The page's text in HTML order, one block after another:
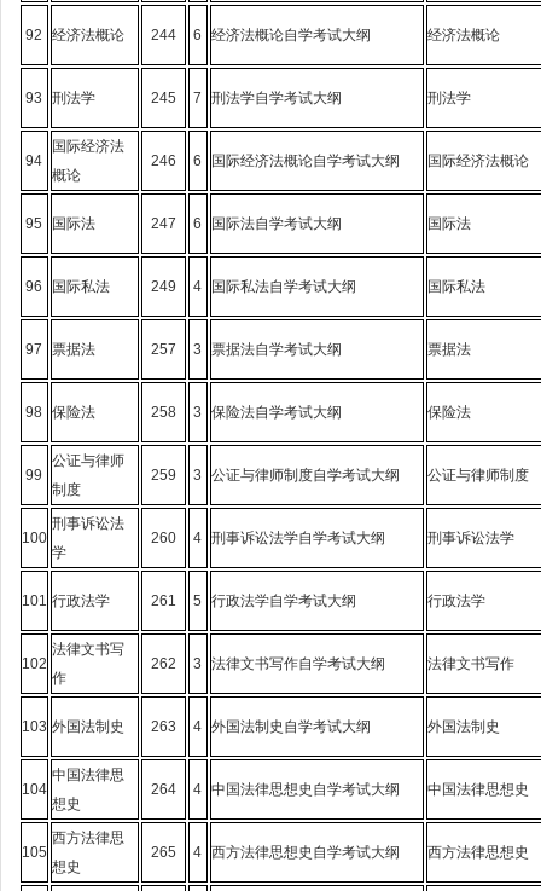
92 经济法概论 244 6 经济法概论自学考试大纲 经济法概论
93 刑法学 245 7 刑法学自学考试大纲 刑法学
94
国际经济法
概论
246 6 国际经济法概论自学考试大纲 国际经济法概论
95 国际法 247 6 国际法自学考试大纲 国际法
96 国际私法 249 4 国际私法自学考试大纲 国际私法
97 票据法 257 3 票据法自学考试大纲 票据法
98 保险法 258 3 保险法自学考试大纲 保险法
99
公证与律师
制度
259 3 公证与律师制度自学考试大纲 公证与律师制度
100
刑事诉讼法
学
260 4 刑事诉讼法学自学考试大纲 刑事诉讼法学
101 行政法学 261 5 行政法学自学考试大纲 行政法学
102
法律文书写
作
262 3 法律文书写作自学考试大纲 法律文书写作
103 外国法制史 263 4 外国法制史自学考试大纲 外国法制史
104
中国法律思
想史
264 4 中国法律思想史自学考试大纲 中国法律思想史
105
西方法律思
想史
265 4 西方法律思想史自学考试大纲 西方法律思想史